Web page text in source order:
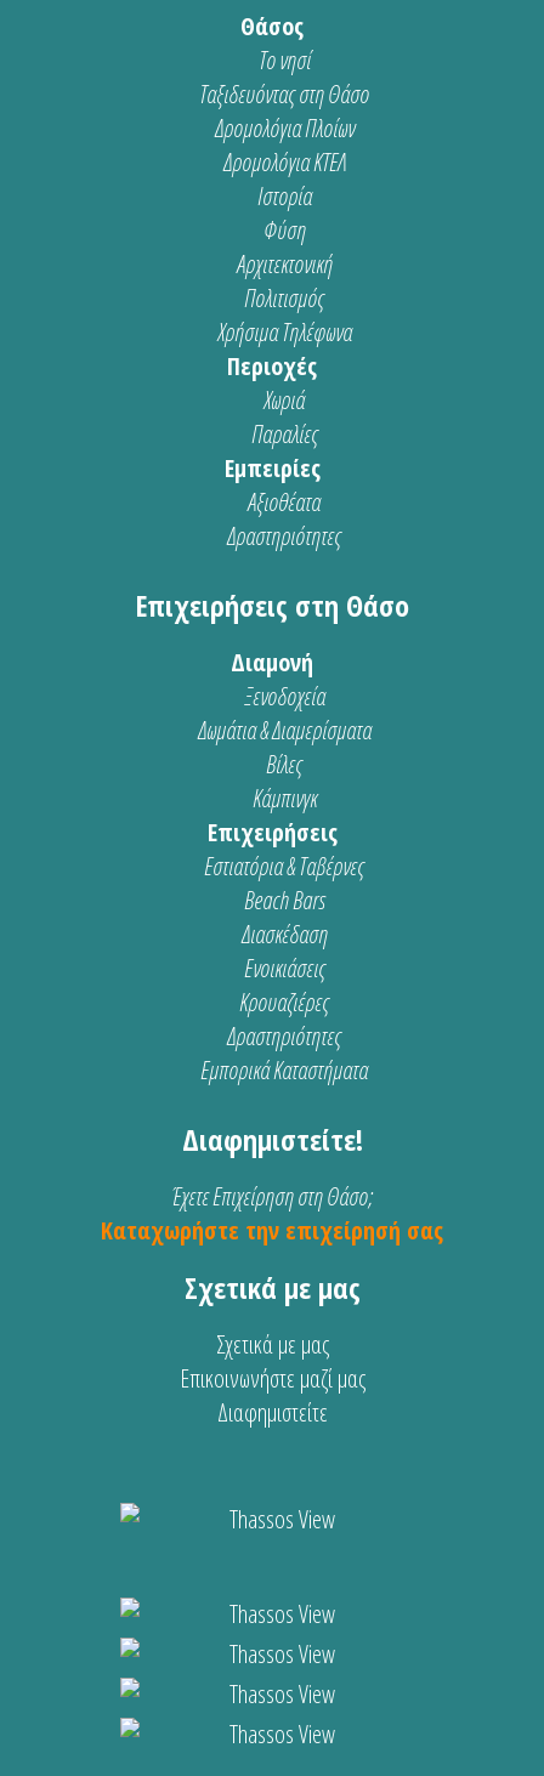
Θάσος
Το νησί
Ταξιδευόντας στη Θάσο
Δρομολόγια Πλοίων
Δρομολόγια ΚΤΕΛ
Ιστορία
Φύση
Αρχιτεκτονική
Πολιτισμός
Χρήσιμα Τηλέφωνα
Περιοχές
Χωριά
Παραλίες
Εμπειρίες
Αξιοθέατα
Δραστηριότητες
Επιχειρήσεις στη Θάσο
Διαμονή
Ξενοδοχεία
Δωμάτια & Διαμερίσματα
Βίλες
Κάμπινγκ
Επιχειρήσεις
Εστιατόρια & Ταβέρνες
Beach Bars
Διασκέδαση
Ενοικιάσεις
Κρουαζιέρες
Δραστηριότητες
Εμπορικά Καταστήματα
Διαφημιστείτε!
Έχετε Επιχείρηση στη Θάσο;
Καταχωρήστε την επιχείρησή σας
Σχετικά με μας
Σχετικά με μας
Επικοινωνήστε μαζί μας
Διαφημιστείτε